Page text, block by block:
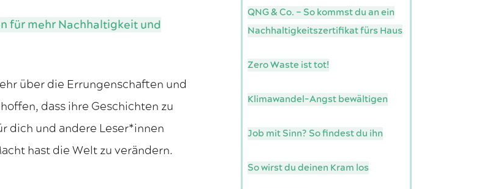
für mehr Nachhaltigkeit und
über die Errungenschaften und
dass ihre Geschichten zu
dich und andere Leser*innen
hast die Welt zu verändern.
QNG & Co. – So kommst du an ein
Nachhaltigkeitszertifikat fürs Haus
Zero Waste ist tot!
Klimawandel-Angst bewältigen
Job mit Sinn? So findest du ihn
So wirst du deinen Kram los